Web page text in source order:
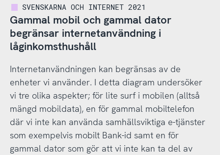
SVENSKARNA OCH INTERNET 2021
Gammal mobil och gammal dator
begränsar internetanvändning i
låginkomsthushåll
Internetanvändningen kan begränsas av de
enheter vi använder. I detta diagram undersöker
vi tre olika aspekter; för lite surf i mobilen (alltså
mängd mobildata), en för gammal mobiltelefon
där vi inte kan använda samhällsviktiga e-tjänster
som exempelvis mobilt Bank-id samt en för
gammal dator som gör att vi inte kan ta del av